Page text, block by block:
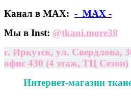
Канал в МАХ: - МАХ -
Мы в Inst: @tkani.more38
г. Иркутск, ул. Свердлова,
офис 430 (4 этаж, ТЦ Сезон)
Интернет-магазин